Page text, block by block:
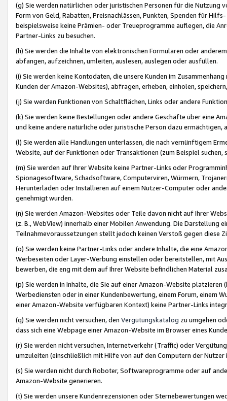
(g) Sie werden natürlichen oder juristischen Personen für die Nutzung
Form von Geld, Rabatten, Preisnachlässen, Punkten, Spenden für
beispielsweise keine Prämien- oder Treueprogramme auflegen, die
Partner-Links zu besuchen.
(h) Sie werden die Inhalte von elektronischen Formularen oder
abfangen, aufzeichnen, umleiten, auslesen, auslegen oder ausfüllen.
(i) Sie werden keine Kontodaten, die unsere Kunden im
Kunden der Amazon-Websites), abfragen, erheben, einholen,
(j) Sie werden Funktionen von Schaltflächen, Links oder andere
(k) Sie werden keine Bestellungen oder andere Geschäfte über eine
und keine andere natürliche oder juristische Person dazu
(l) Sie werden alle Handlungen unterlassen, die nach vernünftigem
Website, auf der Funktionen oder Transaktionen (zum Beispiel
(m) Sie werden auf Ihrer Website keine Partner-Links oder
Spionagesoftware, Schadsoftware, Computerviren, Würmern,
Herunterladen oder Installieren auf einem Nutzer-Computer oder
genehmigt wurden.
(n) Sie werden Amazon-Websites oder Teile davon nicht auf Ihrer
(z. B., WebView) innerhalb einer Mobilen Anwendung. Die Darstellung
Teilnahmevoraussetzungen stellt jedoch keinen Verstoß gegen diese
(o) Sie werden keine Partner-Links oder andere Inhalte, die eine
Werbeseiten oder Layer-Werbung einstellen oder bereitstellen, mit
bewerben, die eng mit dem auf Ihrer Website befindlichen Material
(p) Sie werden in Inhalte, die Sie auf einer Amazon-Website
Werbediensten oder in einer Kundenbewertung, einem Forum, einem
einer Amazon-Website verfügbaren Kontext) keine Partner-Links
(q) Sie werden nicht versuchen, den Vergütungskatalog zu umgehen
dass sich eine Webpage einer Amazon-Website im Browser eines
(r) Sie werden nicht versuchen, Internetverkehr (Traffic) oder
umzuleiten (einschließlich mit Hilfe von auf den Computern der
(s) Sie werden nicht durch Roboter, Softwareprogramme oder auf
Amazon-Website generieren.
(t) Sie werden unsere Kundenrezensionen oder Sternebewertungen